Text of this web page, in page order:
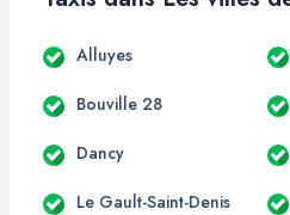
Alluyes
Bouville 28
Dancy
Le Gault-Saint-Denis